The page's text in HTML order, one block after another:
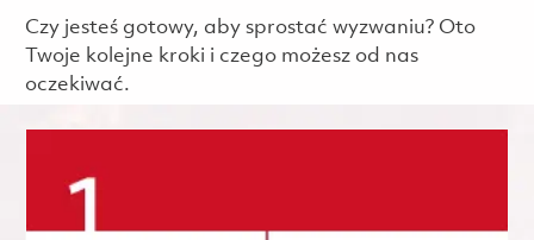
Czy jesteś gotowy, aby sprostać wyzwaniu? Oto
Twoje kolejne kroki i czego możesz od nas
oczekiwać.